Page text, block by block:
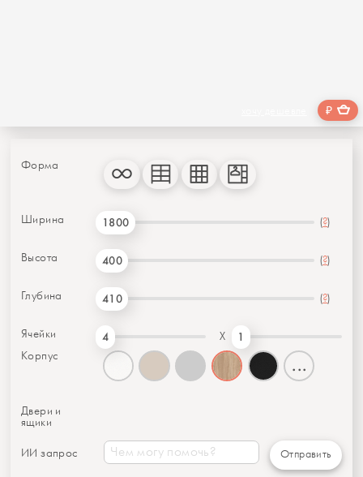
₽
Форма
Ширина 1800 (?)
Высота 400 (?)
Глубина 410 (?)
Ячейки 4 X 1
Корпус ...
Двери и
ящики
ИИ запрос Отправить